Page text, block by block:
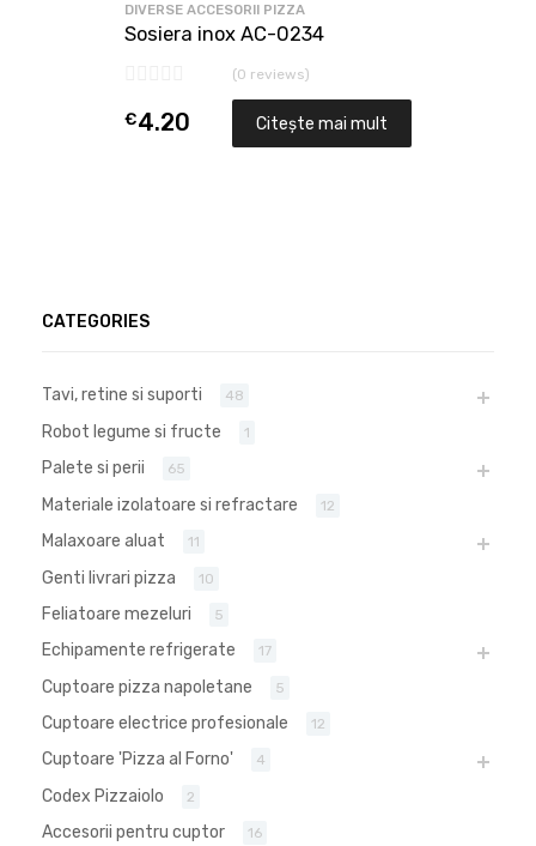
DIVERSE ACCESORII PIZZA
Sosiera inox AC-0234
(0 reviews)
€4.20 Citește mai mult
CATEGORIES
Tavi, retine si suporti 48
Robot legume si fructe 1
Palete si perii 65
Materiale izolatoare si refractare 12
Malaxoare aluat 11
Genti livrari pizza 10
Feliatoare mezeluri 5
Echipamente refrigerate 17
Cuptoare pizza napoletane 5
Cuptoare electrice profesionale 12
Cuptoare 'Pizza al Forno' 4
Codex Pizzaiolo 2
Accesorii pentru cuptor 16